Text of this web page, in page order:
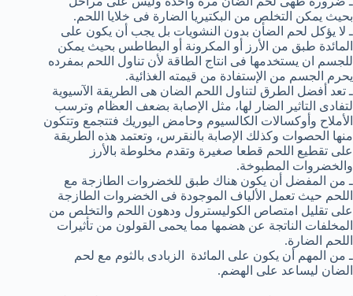
بحيث يمكن التخلص من البكتيريا الضارة فى خلايا اللحم.
ـ لا يؤكل لحم الضأن بدون النشويات بل يجب أن يكون على
المائدة طبق من الأرز أو المكرونة أو البطاطس بحيث يمكن
للجسم ان يستخدمها فى انتاج الطاقة لأن تناول اللحم بمفرده
يحرم الجسم من الإستفادة من قيمته الغذائية.
ـ تعد أفضل الطرق لتناول اللحم الضان هى الطريقة الآسيوية
لتفادى التاثير الضار لها، مثل الإصابة بضعف العظام وترسب
الأملاح وأوكسالات الكالسيوم وحامض اليوريك فتتجمع وتتكون
منها الحصوات وكذلك الإصابة بالنقرس، وتعتمد هذه الطريقة
على تقطيع اللحم قطعا صغيرة وتقدم مخلوطة بالأرز
والخضروات المطبوخة.
ـ من المفضل أن يكون هناك طبق للخضروات الطازجة مع
اللحم حيث تعمل الألياف الموجودة فى الخضروات الطازجة
على تقليل امتصاص الكوليسترول ودهون اللحم والتخلص من
المخلفات الناتجة عن هضمها مما يحمى القولون من تأثيرات
اللحم الضارة.
ـ من المهم أن يكون على المائدة الزبادى بالثوم مع لحم
الضان ليساعد على الهضم.